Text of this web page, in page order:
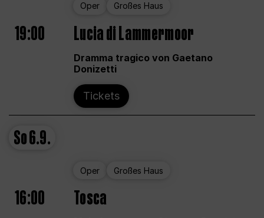
Oper Großes Haus
19:00 Lucia di Lammermoor
Dramma tragico von Gaetano
Donizetti
Tickets
So6.9.
Oper Großes Haus
16:00 Tosca